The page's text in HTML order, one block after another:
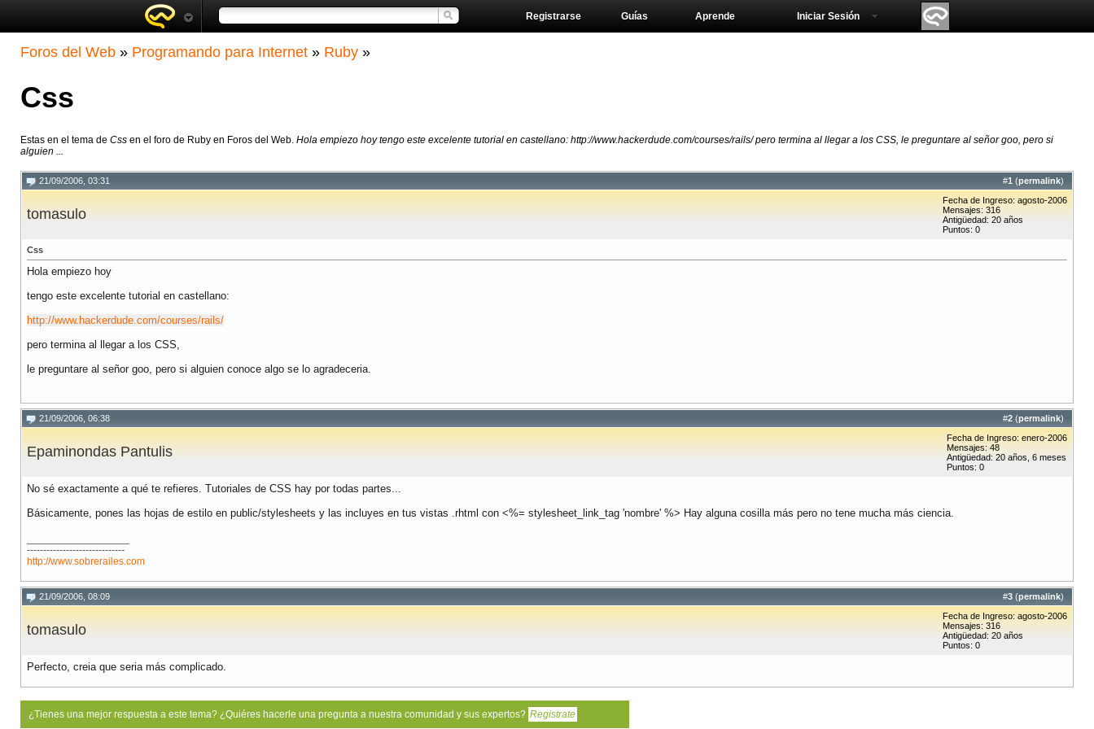
Aprende
Guías
Registrarse Iniciar Sesión
Foros del Web » Programando para Internet » Ruby »
Css
Estas en el tema de Css en el foro de Ruby en Foros del Web. Hola empiezo hoy tengo este excelente tutorial en castellano: http://www.hackerdude.com/courses/rails/ pero termina al llegar a los CSS, le preguntare al señor goo, pero si
alguien ...
#1 (permalink)
21/09/2006, 03:31
tomasulo
Fecha de Ingreso: agosto-2006
Mensajes: 316
Antigüedad: 20 años
Puntos: 0
Css
Hola empiezo hoy
tengo este excelente tutorial en castellano:
http://www.hackerdude.com/courses/rails/
pero termina al llegar a los CSS,
le preguntare al señor goo, pero si alguien conoce algo se lo agradeceria.
#2 (permalink)
21/09/2006, 06:38
Epaminondas Pantulis
Fecha de Ingreso: enero-2006
Mensajes: 48
Antigüedad: 20 años, 6 meses
Puntos: 0
No sé exactamente a qué te refieres. Tutoriales de CSS hay por todas partes...
Básicamente, pones las hojas de estilo en public/stylesheets y las incluyes en tus vistas .rhtml con <%= stylesheet_link_tag 'nombre' %> Hay alguna cosilla más pero no tene mucha más ciencia.
------------------------------
http://www.sobrerailes.com
#3 (permalink)
21/09/2006, 08:09
tomasulo
Fecha de Ingreso: agosto-2006
Mensajes: 316
Antigüedad: 20 años
Puntos: 0
Perfecto, creia que seria más complicado.
¿Tienes una mejor respuesta a este tema? ¿Quiéres hacerle una pregunta a nuestra comunidad y sus expertos? Registrate